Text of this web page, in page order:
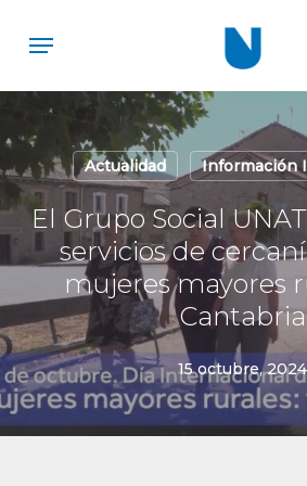
content
Menu
Actualidad Información
El Grupo Social
servicios de
mujeres mayores
Cantabria
15 octubre, 2024